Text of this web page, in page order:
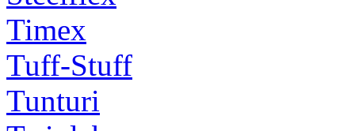
Timex
Tuff-Stuff
Tunturi